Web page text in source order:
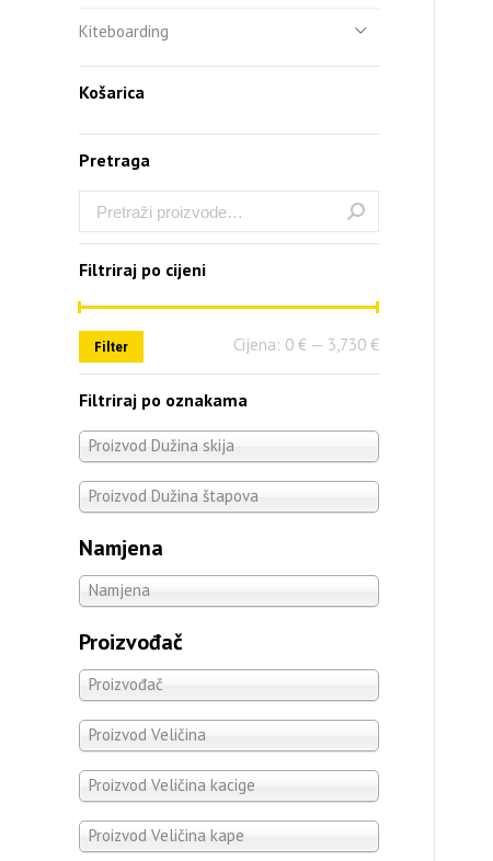
Kiteboarding
Košarica
Pretraga
Filtriraj po cijeni
Filter Cijena: 0 € — 3,730 €
Filtriraj po oznakama
Proizvod Dužina skija
Proizvod Dužina štapova
Namjena
Namjena
Proizvođač
Proizvođač
Proizvod Veličina
Proizvod Veličina kacige
Proizvod Veličina kape